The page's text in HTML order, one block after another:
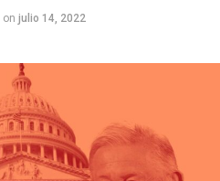
on julio 14, 2022